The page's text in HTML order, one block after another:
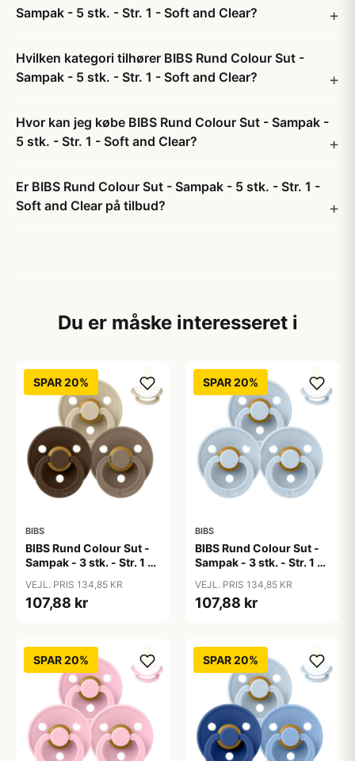
Sampak - 5 stk. - Str. 1 - Soft and Clear?
Hvilken kategori tilhører BIBS Rund Colour Sut -
Sampak - 5 stk. - Str. 1 - Soft and Clear?
Hvor kan jeg købe BIBS Rund Colour Sut - Sampak -
5 stk. - Str. 1 - Soft and Clear?
Er BIBS Rund Colour Sut - Sampak - 5 stk. - Str. 1 -
Soft and Clear på tilbud?
Du er måske interesseret i
SPAR 20%
BIBS
BIBS Rund Colour Sut -
Sampak - 3 stk. - Str. 1 -
VEJL. PRIS 134,85 KR
107,88 kr
SPAR 20%
BIBS
BIBS Rund Colour Sut -
Sampak - 3 stk. - Str. 1 -
VEJL. PRIS 134,85 KR
107,88 kr
SPAR 20% SPAR 20%